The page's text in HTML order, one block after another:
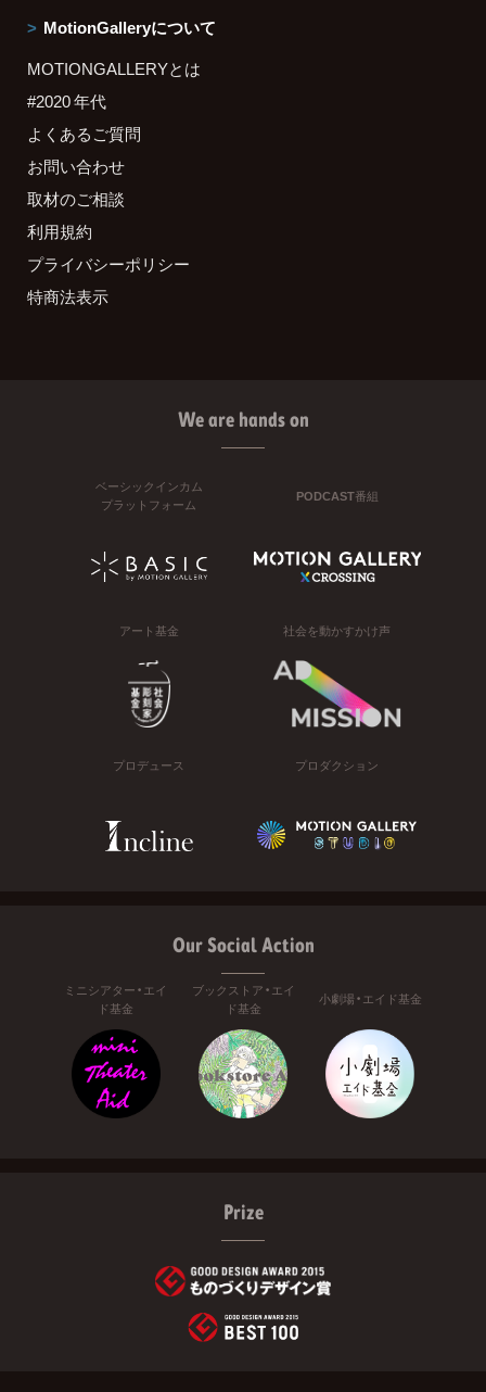
MotionGalleryについて
MOTIONGALLERYとは
#2020 年代
よくあるご質問
お問い合わせ
取材のご相談
利用規約
プライバシーポリシー
特商法表示
We are hands on
ベーシックインカム
プラットフォーム
PODCAST番組
アート基金 社会を動かすかけ声
プロデュース プロダクション
Our Social Action
ミニシアター・エイ
ド基金
ブックストア・エイ
ド基金
小劇場・エイド基金
Prize